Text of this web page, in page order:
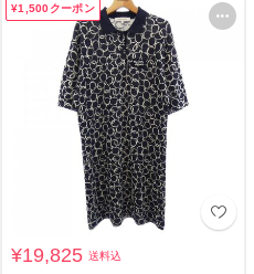
¥1,500クーポン
¥19,825送料込